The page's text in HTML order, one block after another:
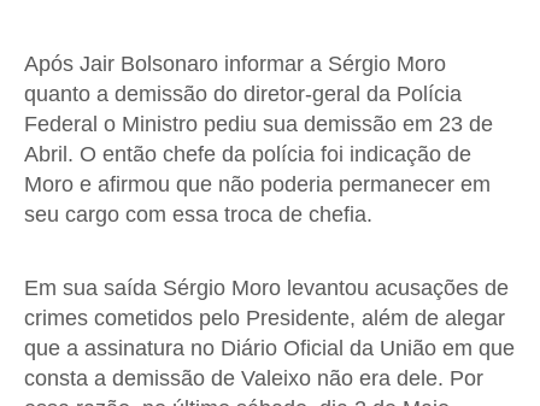
Após Jair Bolsonaro informar a Sérgio Moro
quanto a demissão do diretor-geral da Polícia
Federal o Ministro pediu sua demissão em 23 de
Abril. O então chefe da polícia foi indicação de
Moro e afirmou que não poderia permanecer em
seu cargo com essa troca de chefia.
Em sua saída Sérgio Moro levantou acusações de
crimes cometidos pelo Presidente, além de alegar
que a assinatura no Diário Oficial da União em que
consta a demissão de Valeixo não era dele. Por